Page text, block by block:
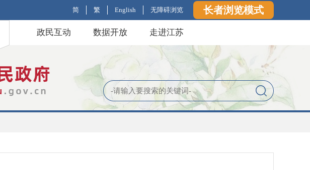
简 繁 English 无障碍浏览 长者浏览模式
政民互动 数据开放 走进江苏